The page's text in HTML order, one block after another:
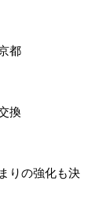
都
換
りの強化も決